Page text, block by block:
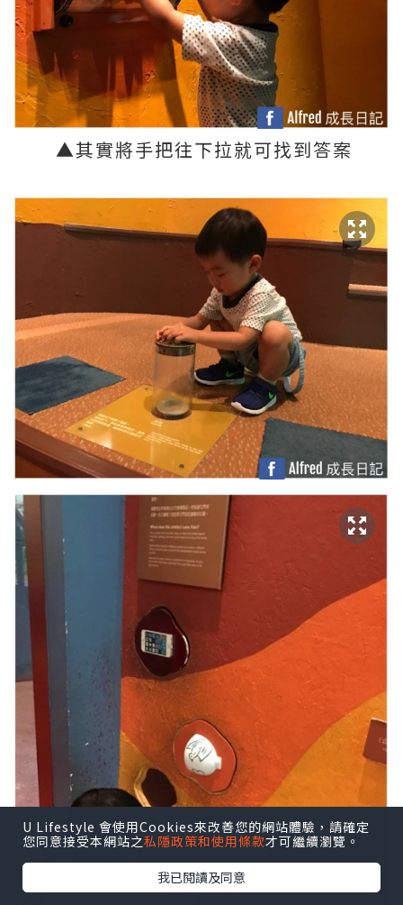
▲其實將手把往下拉就可找到答案
U Lifestyle 會使用Cookies來改善您的網站體驗，請確定
您同意接受本網站之私隱政策和使用條款才可繼續瀏覽。
我已閱讀及同意